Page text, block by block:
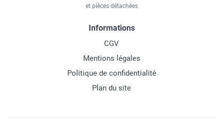
et pièces détachées
Informations
CGV
Mentions légales
Politique de confidentialité
Plan du site